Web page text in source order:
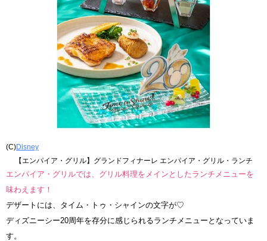
(C)Disney
【エンパイア・グリル】グランドフィナーレ エンパイア・グリル・ランチ
エンパイア・グリルでは、グリル料理をメインとしたランチメニューを
味わえます！
デザートには、タイム・トゥ・シャインの文字が♡
ディズニーシー20周年を存分に感じられるランチメニューとなっていま
す。